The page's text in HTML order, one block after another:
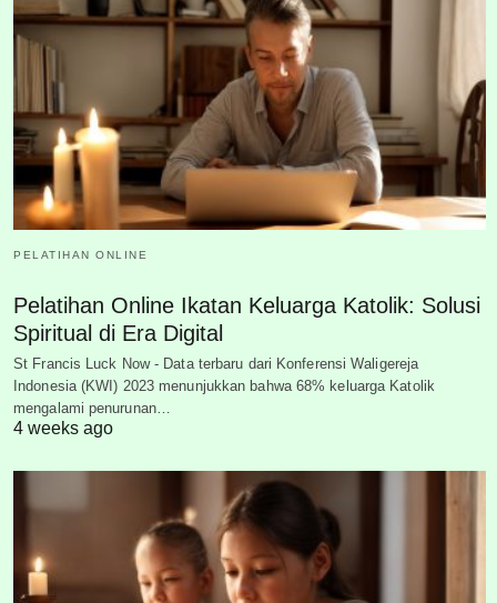
PELATIHAN ONLINE
Pelatihan Online Ikatan Keluarga Katolik: Solusi
Spiritual di Era Digital
St Francis Luck Now - Data terbaru dari Konferensi Waligereja
Indonesia (KWI) 2023 menunjukkan bahwa 68% keluarga Katolik
mengalami penurunan…
4 weeks ago